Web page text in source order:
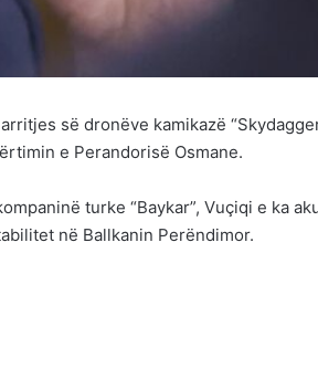
së dronëve kamikazë
e Perandorisë Osmane.
turke “Baykar”, Vuçiqi e ka
në Ballkanin Perëndimor.